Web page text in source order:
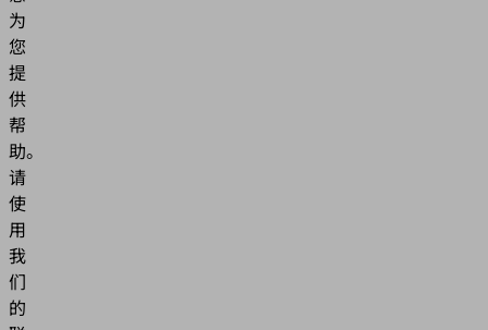
为
您
提
供
帮
助。
请
使
用
我
们
的